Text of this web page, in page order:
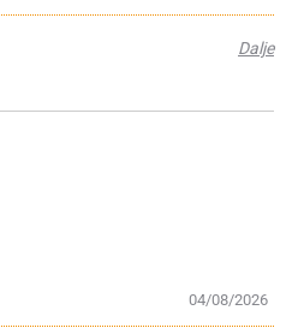
Dalje
04/08/2026